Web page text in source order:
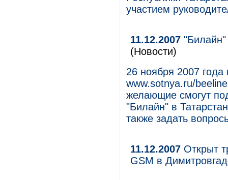
участием
11.12.2007 "Билайн"
(Новости)
26 ноября 2007
www.sotnya.ru/
желающие смогут
"Билайн" в
также задать
11.12.2007 Открыт
GSM в